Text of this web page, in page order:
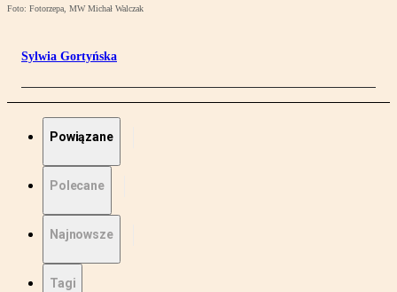
Foto: Fotorzepa, MW Michał Walczak
Sylwia Gortyńska
Powiązane
Polecane
Najnowsze
Tagi